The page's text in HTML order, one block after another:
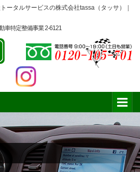
ータルサービスの株式会社tassa（タッサ）｜
車特定整備事業 2-6121